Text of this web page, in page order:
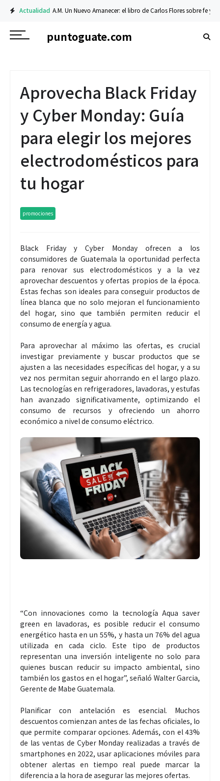
Actualidad A.M. Un Nuevo Amanecer: el libro de Carlos Flores sobre fe y
puntoguate.com
Aprovecha Black Friday
y Cyber Monday: Guía
para elegir los mejores
electrodomésticos para
tu hogar
promociones
Black Friday y Cyber Monday ofrecen a los
consumidores de Guatemala la oportunidad perfecta
para renovar sus electrodomésticos y a la vez
aprovechar descuentos y ofertas propios de la época.
Estas fechas son ideales para conseguir productos de
línea blanca que no solo mejoran el funcionamiento
del hogar, sino que también permiten reducir el
consumo de energía y agua.
Para aprovechar al máximo las ofertas, es crucial
investigar previamente y buscar productos que se
ajusten a las necesidades específicas del hogar, y a su
vez nos permitan seguir ahorrando en el largo plazo.
Las tecnologías en refrigeradores, lavadoras, y estufas
han avanzado significativamente, optimizando el
consumo de recursos y ofreciendo un ahorro
económico a nivel de consumo eléctrico.
“Con innovaciones como la tecnología Aqua saver
green en lavadoras, es posible reducir el consumo
energético hasta en un 55%, y hasta un 76% del agua
utilizada en cada ciclo. Este tipo de productos
representan una inversión inteligente no solo para
quienes buscan reducir su impacto ambiental, sino
también los gastos en el hogar”, señaló Walter Garcia,
Gerente de Mabe Guatemala.
Planificar con antelación es esencial. Muchos
descuentos comienzan antes de las fechas oficiales, lo
que permite comparar opciones. Además, con el 43%
de las ventas de Cyber Monday realizadas a través de
smartphones en 2022, usar aplicaciones móviles para
obtener alertas en tiempo real puede marcar la
diferencia a la hora de asegurar las mejores ofertas.